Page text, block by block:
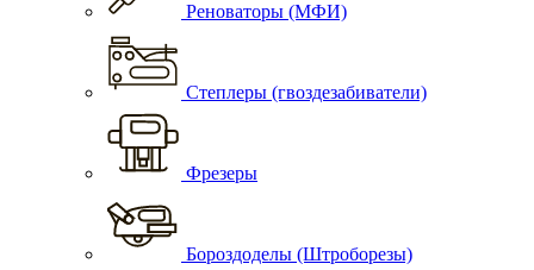
Реноваторы (МФИ)
Степлеры (гвоздезабиватели)
Фрезеры
Бороздоделы (Штроборезы)